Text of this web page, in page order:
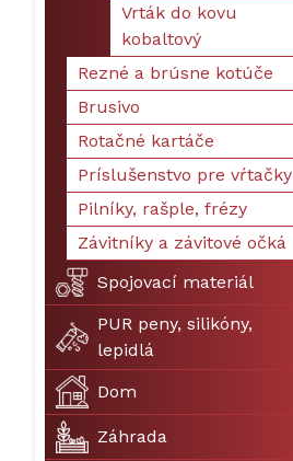
Vrták do kovu
kobaltový
Rezné a brúsne kotúče
Brusivo
Rotačné kartáče
Príslušenstvo pre vŕtačky
Pilníky, rašple, frézy
Závitníky a závitové očká
Spojovací materiál
PUR peny, silikóny,
lepidlá
Dom
Záhrada